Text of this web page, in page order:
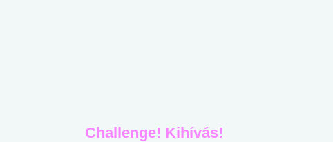
Challenge! Kihívás!